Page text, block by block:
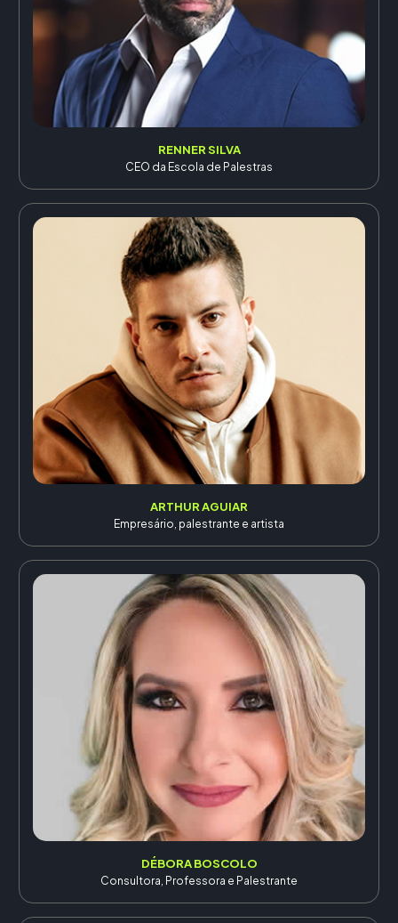
RENNER SILVA
CEO da Escola de Palestras
ARTHUR AGUIAR
Empresário, palestrante e artista
DÉBORA BOSCOLO
Consultora, Professora e Palestrante